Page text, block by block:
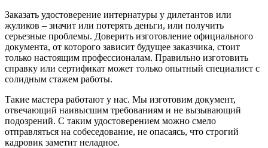
Заказать удостоверение интернатуры у дилетантов или
жуликов – значит или потерять деньги, или получить
серьезные проблемы. Доверить изготовление официального
документа, от которого зависит будущее заказчика, стоит
только настоящим профессионалам. Правильно изготовить
справку или сертификат может только опытный специалист с
солидным стажем работы.
Такие мастера работают у нас. Мы изготовим документ,
отвечающий наивысшим требованиям и не вызывающий
подозрений. С таким удостоверением можно смело
отправляться на собеседование, не опасаясь, что строгий
кадровик заметит неладное.